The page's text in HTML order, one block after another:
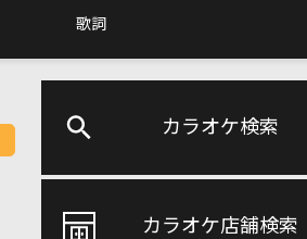
歌詞
カラオケ検索
カラオケ店舗検索